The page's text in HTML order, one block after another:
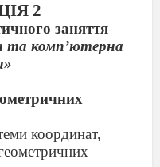
2
заняття
та комп’ютерна
координат,